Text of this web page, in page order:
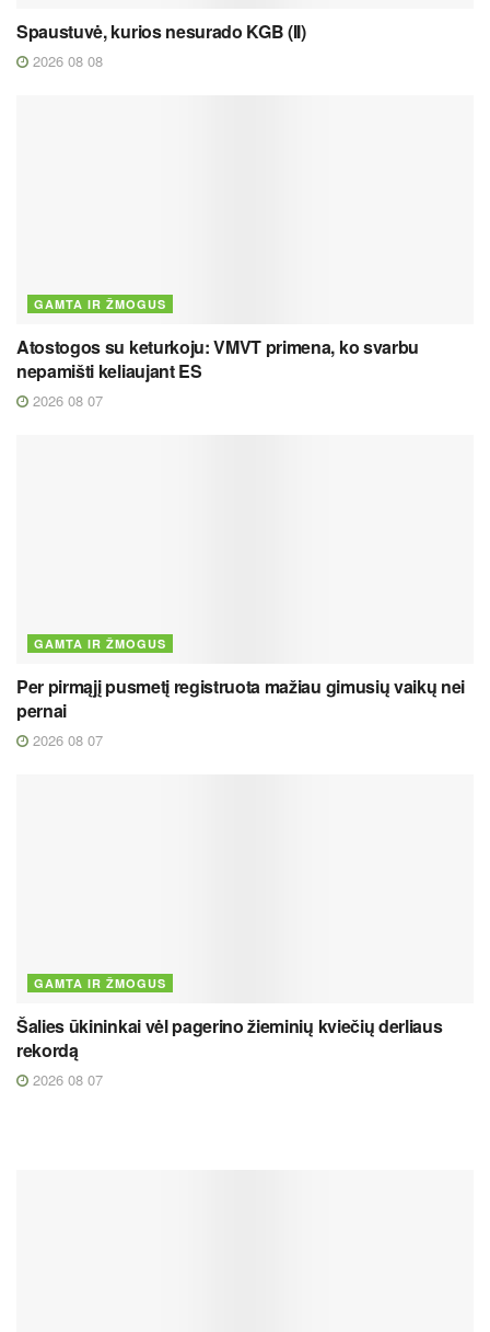
Spaustuvė, kurios nesurado KGB (II)
2026 08 08
GAMTA IR ŽMOGUS
Atostogos su keturkoju: VMVT primena, ko svarbu
nepamišti keliaujant ES
2026 08 07
GAMTA IR ŽMOGUS
Per pirmąjį pusmetį registruota mažiau gimusių vaikų nei
pernai
2026 08 07
GAMTA IR ŽMOGUS
Šalies ūkininkai vėl pagerino žieminių kviečių derliaus
rekordą
2026 08 07